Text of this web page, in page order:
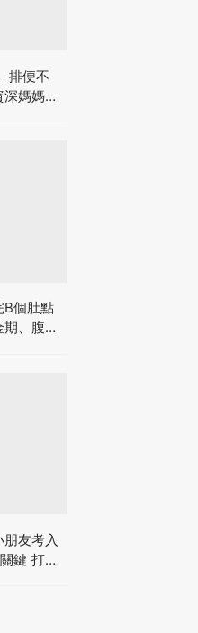
排便不
媽媽分
B個肚點
、腹直
朋友考入
鍵 打好